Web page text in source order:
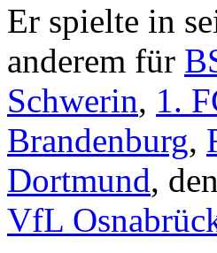
Er spielte in
anderem für
Schwerin, 1.
Brandenburg,
Dortmund, den
VfL